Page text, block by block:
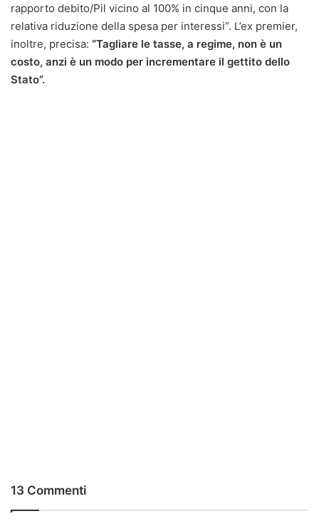
rapporto debito/Pil vicino al 100% in cinque anni, con la
relativa riduzione della spesa per interessi”. L’ex premier,
inoltre, precisa: “Tagliare le tasse, a regime, non è un
costo, anzi è un modo per incrementare il gettito dello
Stato”.
13 Commenti